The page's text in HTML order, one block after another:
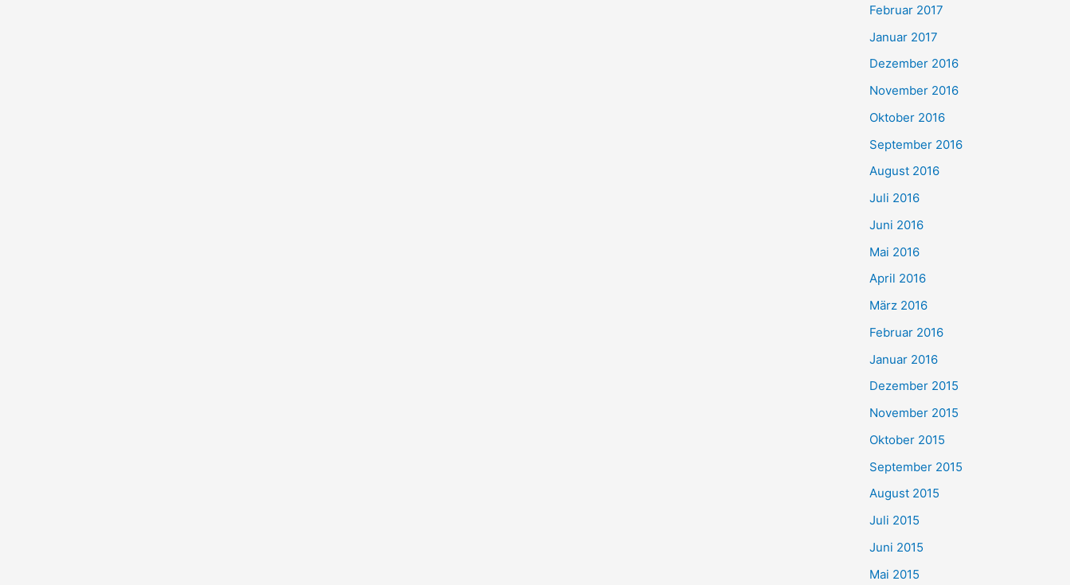
Februar 2017
Januar 2017
Dezember 2016
November 2016
Oktober 2016
September 2016
August 2016
Juli 2016
Juni 2016
Mai 2016
April 2016
März 2016
Februar 2016
Januar 2016
Dezember 2015
November 2015
Oktober 2015
September 2015
August 2015
Juli 2015
Juni 2015
Mai 2015